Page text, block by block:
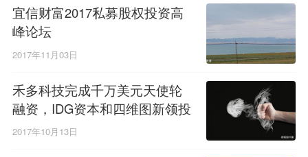
宜信财富2017私募股权投资高
峰论坛
2017年11月03日
禾多科技完成千万美元天使轮
融资，IDG资本和四维图新领投
2017年10月13日